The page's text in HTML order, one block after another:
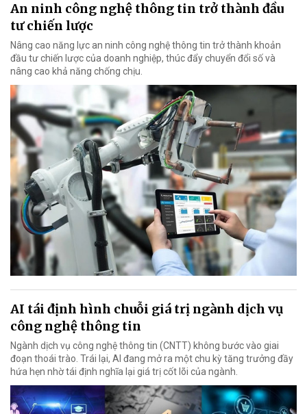
An ninh công nghệ thông tin trở thành đầu
tư chiến lược
Nâng cao năng lực an ninh công nghệ thông tin trở thành khoản
đầu tư chiến lược của doanh nghiệp, thúc đẩy chuyển đổi số và
nâng cao khả năng chống chịu.
AI tái định hình chuỗi giá trị ngành dịch vụ
công nghệ thông tin
Ngành dịch vụ công nghệ thông tin (CNTT) không bước vào giai
đoạn thoái trào. Trái lại, AI đang mở ra một chu kỳ tăng trưởng đầy
hứa hẹn nhờ tái định nghĩa lại giá trị cốt lõi của ngành.